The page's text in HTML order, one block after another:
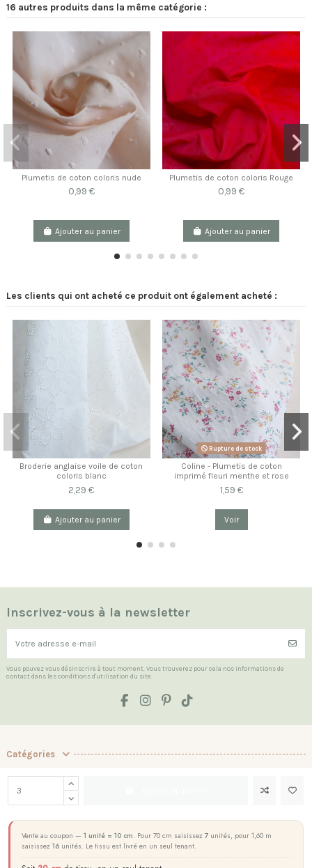
Vente au coupon — 1 unité = 10 cm. Pour 70 cm saisissez 7 unités, pour 1,60 m
saisissez 16 unités. Le tissu est livré en un seul tenant.
16 autres produits dans la même catégorie :
Plumetis de coton coloris nude
0,99 €
Ajouter au panier
Plumetis de coton coloris Rouge
0,99 €
Ajouter au panier
Les clients qui ont acheté ce produit ont également acheté :
Broderie anglaise voile de coton
coloris blanc
2,29 €
Ajouter au panier
Rupture de stock
Coline - Plumetis de coton
imprimé fleuri menthe et rose
1,59 €
Voir
Inscrivez-vous à la newsletter
Vous pouvez vous désinscrire à tout moment. Vous trouverez pour cela nos informations de
contact dans les conditions d'utilisation du site.
Catégories
Les Indispensables
La boutique
Contact us